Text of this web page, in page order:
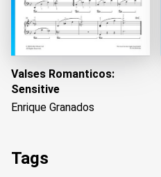
Valses Romanticos:
Sensitive
Enrique Granados
Tags